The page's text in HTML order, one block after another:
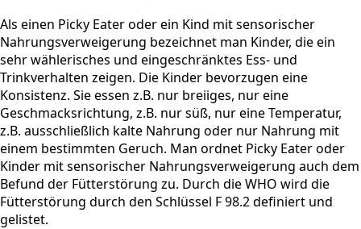
Als einen Picky Eater oder ein Kind mit sensorischer
Nahrungsverweigerung bezeichnet man Kinder, die ein
sehr wählerisches und eingeschränktes Ess- und
Trinkverhalten zeigen. Die Kinder bevorzugen eine
Konsistenz. Sie essen z.B. nur breiiges, nur eine
Geschmacksrichtung, z.B. nur süß, nur eine Temperatur,
z.B. ausschließlich kalte Nahrung oder nur Nahrung mit
einem bestimmten Geruch. Man ordnet Picky Eater oder
Kinder mit sensorischer Nahrungsverweigerung auch dem
Befund der Fütterstörung zu. Durch die WHO wird die
Fütterstörung durch den Schlüssel F 98.2 definiert und
gelistet.